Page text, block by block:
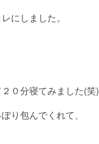
にしました。
０分寝てみました(笑)
り包んでくれて、